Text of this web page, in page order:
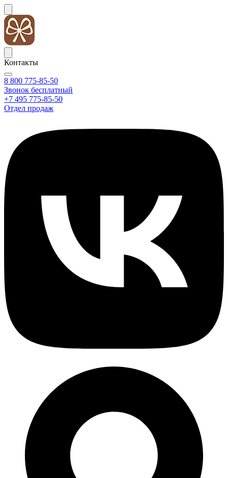
Контакты
8 800 775-85-50
Звонок бесплатный
+7 495 775-85-50
Отдел продаж